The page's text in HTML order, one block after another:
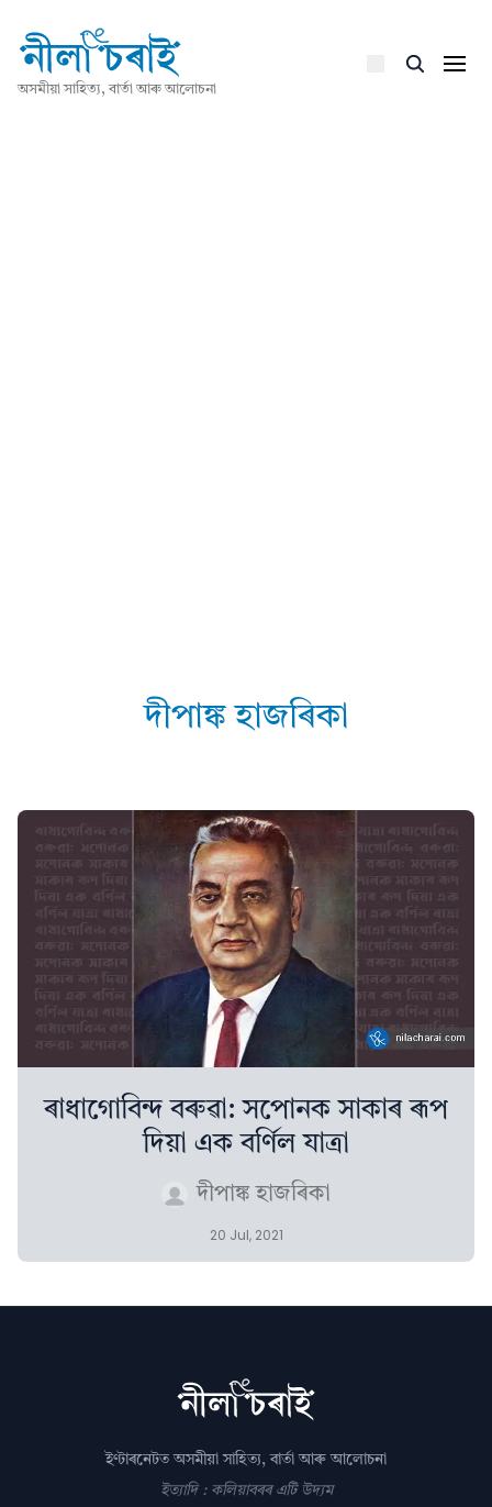
অসমীয়া সাহিত্য, বাৰ্তা আৰু আলোচনা
দীপাঙ্ক হাজৰিকা
ৰাধাগোবিন্দ বৰুৱা: সপোনক সাকাৰ ৰূপ
দিয়া এক বৰ্ণিল যাত্ৰা
দীপাঙ্ক হাজৰিকা
20 Jul, 2021
ইণ্টাৰনেটত অসমীয়া সাহিত্য, বাৰ্তা আৰু আলোচনা
ইত্যাদি : কলিয়াবৰৰ এটি উদ্যম